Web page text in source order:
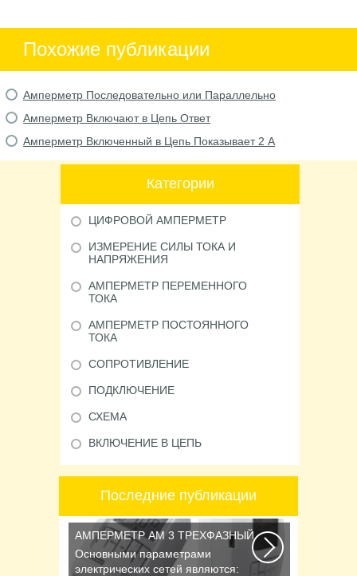
Похожие публикации
Амперметр Последовательно или Параллельно
Амперметр Включают в Цепь Ответ
Амперметр Включенный в Цепь Показывает 2 А
Категории
ЦИФРОВОЙ АМПЕРМЕТР
ИЗМЕРЕНИЕ СИЛЫ ТОКА И
НАПРЯЖЕНИЯ
АМПЕРМЕТР ПЕРЕМЕННОГО
ТОКА
АМПЕРМЕТР ПОСТОЯННОГО
ТОКА
СОПРОТИВЛЕНИЕ
ПОДКЛЮЧЕНИЕ
СХЕМА
ВКЛЮЧЕНИЕ В ЦЕПЬ
Последние публикации
АМПЕРМЕТР АМ 3 ТРЕХФАЗНЫЙ
Основными параметрами
электрических сетей являются: